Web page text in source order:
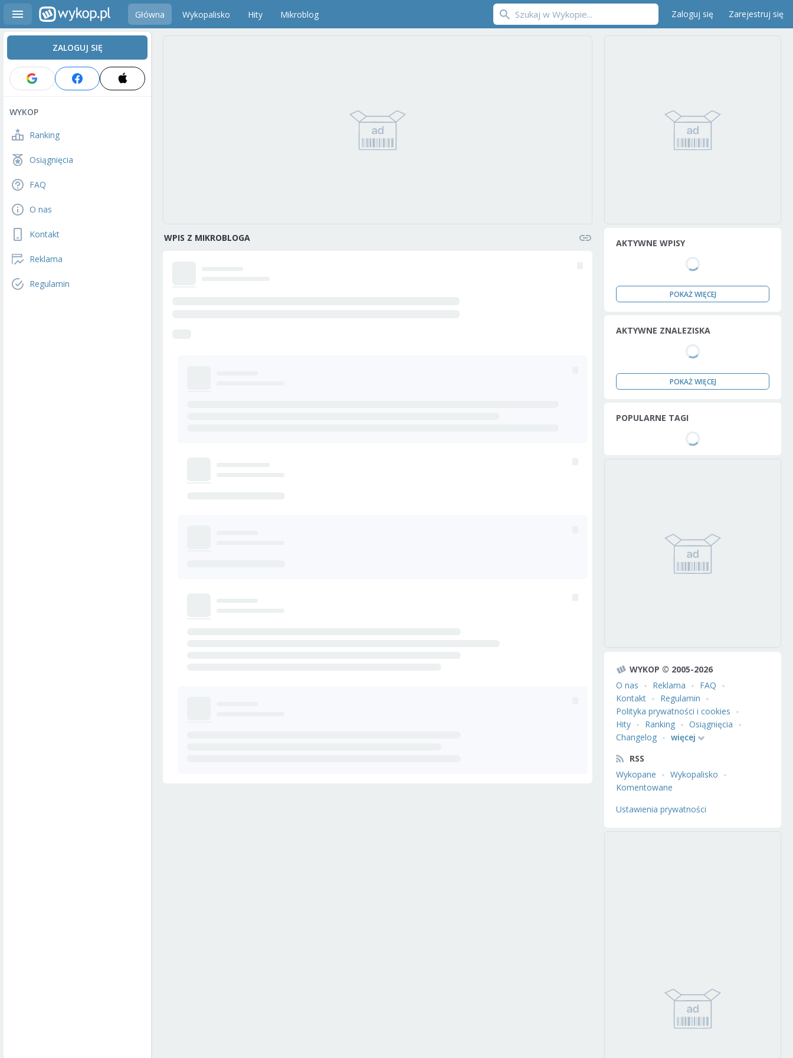
Główna Wykopalisko Hity Mikroblog Zaloguj się Zarejestruj się
ZALOGUJ SIĘ
WYKOP
Ranking
Osiągnięcia
FAQ
O nas
Kontakt
Reklama
Regulamin
WPIS Z MIKROBLOGA AKTYWNE WPISY
POKAŻ WIĘCEJ
AKTYWNE ZNALEZISKA
POKAŻ WIĘCEJ
POPULARNE TAGI
WYKOP © 2005-2026
O nas
Reklama
FAQ
Kontakt
Regulamin
Polityka prywatności i cookies
Hity
Ranking
Osiągnięcia
Changelog
więcej
RSS
Wykopane
Wykopalisko
Komentowane
Ustawienia prywatności